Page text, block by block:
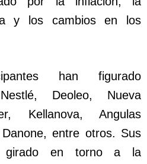
y los cambios en los
han figurado
Deoleo, Nueva
Kellanova, Angulas
entre otros. Sus
girado en torno a la